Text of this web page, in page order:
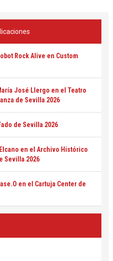
Rock Alive en Custom
José Llergo en el Teatro
de Sevilla 2026
de Sevilla 2026
en el Archivo Histórico
Sevilla 2026
en el Cartuja Center de